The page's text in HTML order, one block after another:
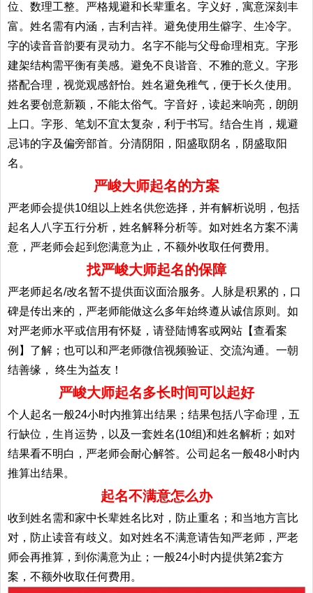
位、数理工整。严格规避和长辈重名。字义好，寓意深刻丰
富。姓名需有内涵，吉利吉祥。避免使用生僻字、生冷字。
字的读音音韵要有灵动力。名字不能与父母命理相克。字形
建架结构需平衡有美感。避免不良谐音、不雅的意义。字形
搭配合理，视觉观感舒怡。姓名避免稚气，便于长久使用。
姓名要创意新颖，不能太俗气。字音好，读起来响亮，朗朗
上口。字形、笔划不宜太复杂，利于书写。结合生肖，规避
忌讳的字及偏旁部首。分清阴阳，阳盛取阴名，阴盛取阳
名。
严峻大师起名的方案
严老师会提供10组以上姓名供您选择，并有解析说明，包括
起名人八字五行分析，姓名解释分析等。如对姓名方案不满
意，严老师会起到您满意为止，不额外收取任何费用。
找严峻大师起名的保障
严老师起名/改名暂不提供面议面洽服务。人脉是积累的，口
碑是传出来的，严老师能做这么多年始终遵从诚信原则。如
对严老师水平或信用有怀疑，请登陆博客或网站【查看案
例】了解；也可以和严老师微信视频验证、交流沟通。一朝
结善缘， 终生为益友！
严峻大师起名多长时间可以起好
个人起名一般24小时内推算出结果；结果包括八字命理，五
行缺位，生肖运势，以及一套姓名(10组)和姓名解析；如对
结果看不明白，严老师会耐心解答。公司起名一般48小时内
推算出结果。
起名不满意怎么办
收到姓名需和家中长辈姓名比对，防止重名；和当地方言比
对，防止读音有歧义。如对姓名不满意请告知严老师，严老
师会再推算，到你满意为止；一般24小时内提供第2套方
案，不额外收取任何费用。